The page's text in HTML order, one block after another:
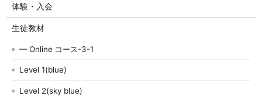
体験・入会
生徒教材
— Online コース-3-1
Level 1(blue)
Level 2(sky blue)